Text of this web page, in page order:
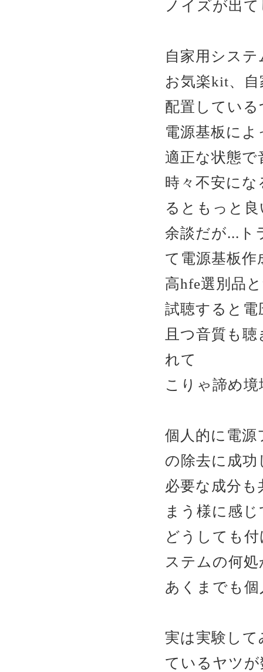
ノイズが出
自家用シス
お気楽kit、
配置してい
電源基板に
適正な状態
時々不安に
るともっと
余談だが...ト
て電源基板作
高hfe選別品
試聴すると
且つ音質も
れて
こりゃ諦め
個人的に電
の除去に成功
必要な成分
まう様に感
どうしても
ステムの何
あくまでも
実は実験し
ているヤツ